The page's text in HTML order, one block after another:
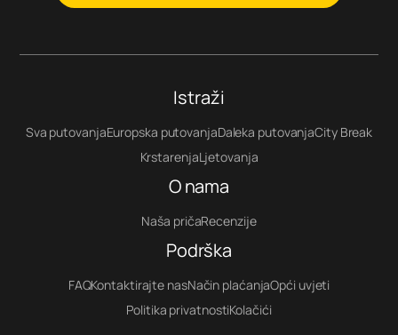
Istraži
Sva putovanjaEuropska putovanjaDaleka putovanjaCity Break
KrstarenjaLjetovanja
O nama
Naša pričaRecenzije
Podrška
FAQKontaktirajte nasNačin plaćanjaOpći uvjeti
Politika privatnostiKolačići